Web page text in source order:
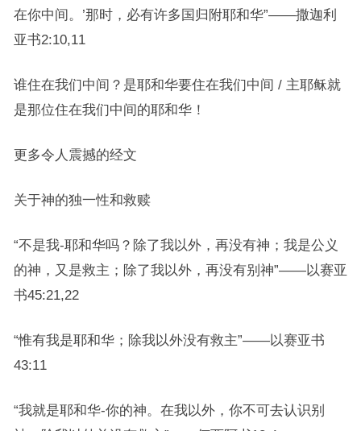
在你中间。’那时，必有许多国归附耶和华”——撒迦利
亚书2:10,11
谁住在我们中间？是耶和华要住在我们中间 / 主耶稣就
是那位住在我们中间的耶和华！
更多令人震撼的经文
关于神的独一性和救赎
“不是我-耶和华吗？除了我以外，再没有神；我是公义
的神，又是救主；除了我以外，再没有别神”——以赛亚
书45:21,22
“惟有我是耶和华；除我以外没有救主”——以赛亚书
43:11
“我就是耶和华-你的神。在我以外，你不可去认识别